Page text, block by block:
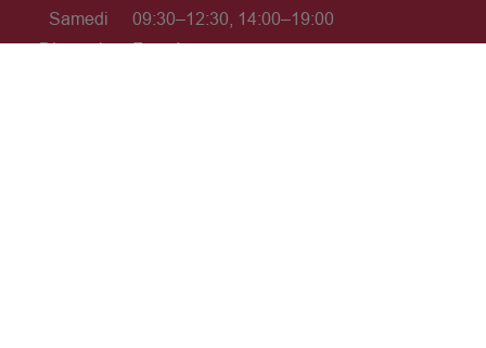
Samedi
09:30–12:30, 14:00–19:00
Dimanche
Fermé